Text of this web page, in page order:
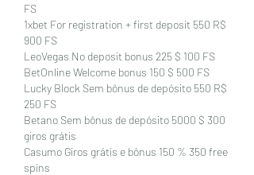
FS
1xbet For registration + first deposit 550 R$
900 FS
LeoVegas No deposit bonus 225 $ 100 FS
BetOnline Welcome bonus 150 $ 500 FS
Lucky Block Sem bônus de depósito 550 R$
250 FS
Betano Sem bônus de depósito 5000 $ 300
giros grátis
Casumo Giros grátis e bônus 150 % 350 free
spins